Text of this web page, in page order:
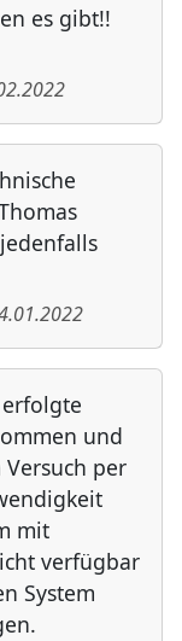
es gibt!!
und
per
mit
verfügbar
System